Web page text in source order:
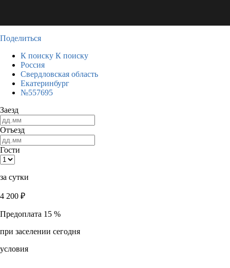
Поделиться
К поиску К поиску
Россия
Свердловская область
Екатеринбург
№557695
Заезд
Отъезд
Гости
за сутки
4 200 ₽
Предоплата 15 %
при заселении сегодня
условия